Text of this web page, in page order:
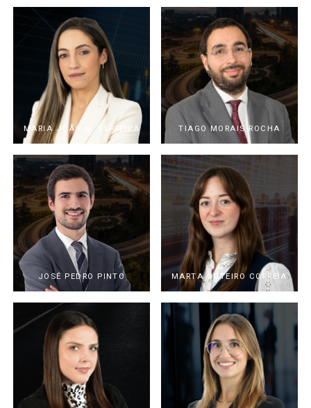
MARIA JOÃO M. FERREIRA TIAGO MORAIS ROCHA
JOSÉ PEDRO PINTO MARTA OUTEIRO CORREIA